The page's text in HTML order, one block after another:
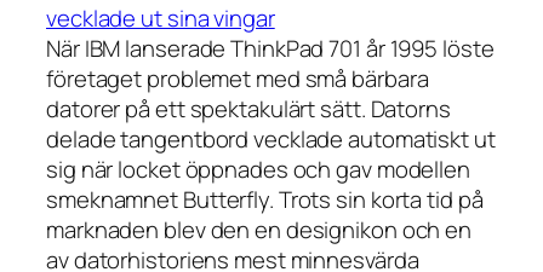
vecklade ut sina vingar
När IBM lanserade ThinkPad 701 år 1995 löste
företaget problemet med små bärbara
datorer på ett spektakulärt sätt. Datorns
delade tangentbord vecklade automatiskt ut
sig när locket öppnades och gav modellen
smeknamnet Butterfly. Trots sin korta tid på
marknaden blev den en designikon och en
av datorhistoriens mest minnesvärda